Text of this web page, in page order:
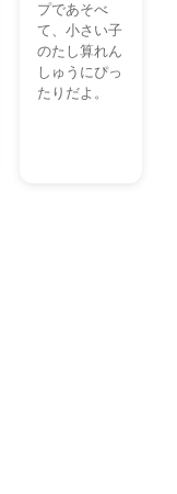
プであそべ
て、小さい子
のたし算れん
しゅうにぴっ
たりだよ。